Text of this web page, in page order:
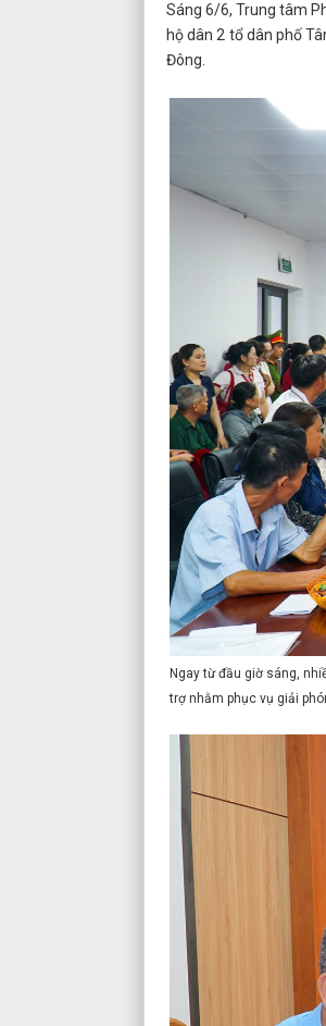
Sáng 6/6, Trung tâm
hộ dân 2 tổ dân phố
Đông.
Ngay từ đầu giờ sáng,
trợ nhằm phục vụ giải